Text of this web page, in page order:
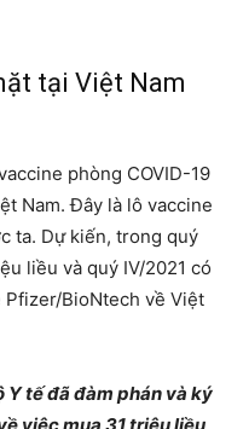
tại Việt Nam
phòng COVID-19
Nam. Đây là lô vaccine
ta. Dự kiến, trong quý
liều và quý IV/2021 có
BioNtech về Việt
Y tế đã đàm phán và ký
việc mua 31 triệu liều